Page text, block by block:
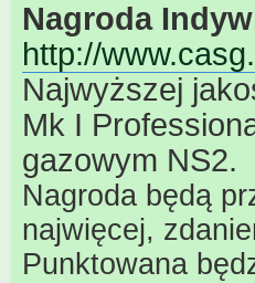
Nagroda
http://
Najwyższej
Mk I
gazowym NS2.
Nagroda będą
najwięcej,
Punktowana